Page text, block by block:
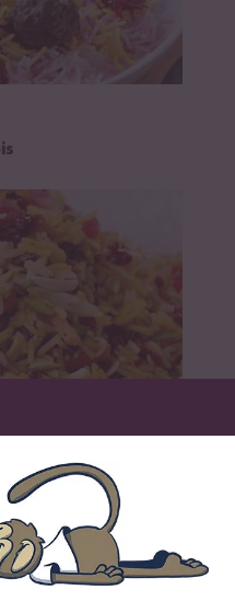
und Safran